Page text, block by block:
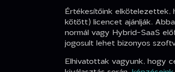
Értékesítőink elkötelezettek,
kötött) licencet ajánlják.
normál vagy Hybrid-SaaS
jogosult lehet bizonyos
Elhivatottak vagyunk, hogy